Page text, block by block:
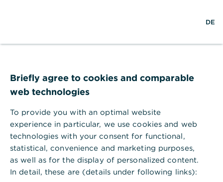
h
i
e
ü
für HBCI
Kommunikationsadressen, Ports
und öffentlicher Bankschlüssel für
HBCI
HBCI besitzt eine spezielle
Kommunikationsadresse, die im Folgenden
beschrieben wird. Außerdem gibt es öffentliche
Bankschlüssel der Commerzbank, die zu beachten
DE
Briefly agree to cookies and comparable
web technologies
To provide you with an optimal website
experience in particular, we use cookies and web
technologies with your consent for functional,
statistical, convenience and marketing purposes,
as well as for the display of personalized content.
In detail, these are (details under following links):